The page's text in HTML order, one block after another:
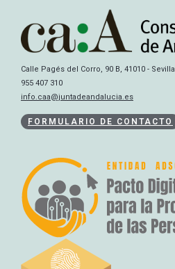
Calle Pagés del Corro, 90 B, 41010 - Sevilla
955 407 310
info.caa@juntadeandalucia.es
FORMULARIO DE CONTACTO